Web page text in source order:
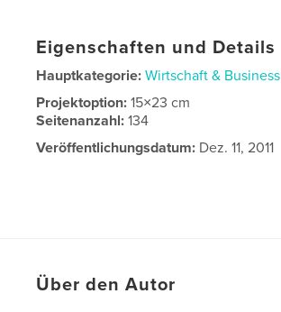
Eigenschaften und Details
Hauptkategorie: Wirtschaft & Business
Projektoption:15×23 cm
Seitenanzahl:134
Veröffentlichungsdatum: Dez. 11, 2011
Über den Autor